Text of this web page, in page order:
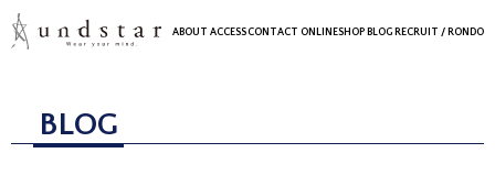
ABOUT ACCESSCONTACT ONLINESHOP BLOG RECRUIT / RONDO
BLOG